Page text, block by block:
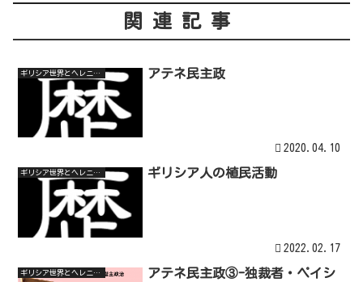
関連記事
ギリシア世界とヘレニズム世界 アテネ民主政
2020.04.10
ギリシア世界とヘレニズム世界 ギリシア人の植民活動
2022.02.17
ギリシア世界とヘレニズム世界
アテネ民主政③-独裁者・ペイシ